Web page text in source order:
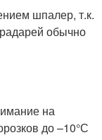
шпалер, т.к.
обычно
на
до –10°С